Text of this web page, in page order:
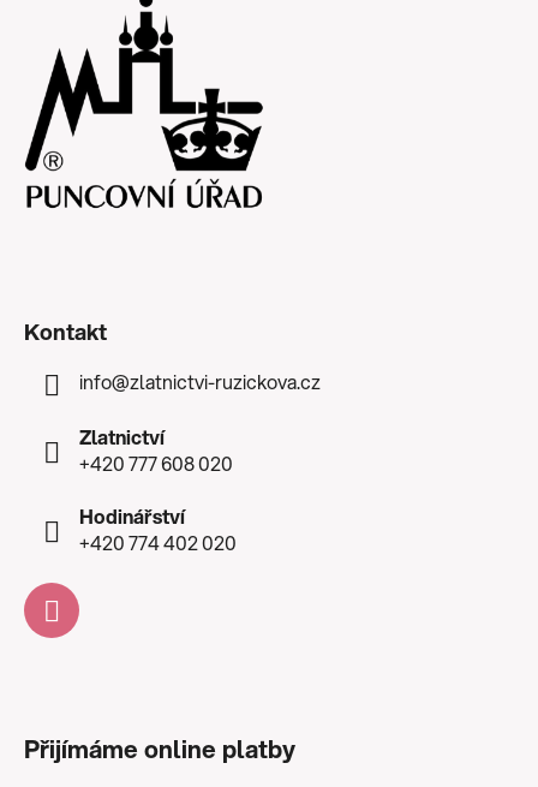
Kontakt
info@zlatnictvi-ruzickova.cz
Zlatnictví
+420 777 608 020
Hodinářství
+420 774 402 020
Přijímáme online platby